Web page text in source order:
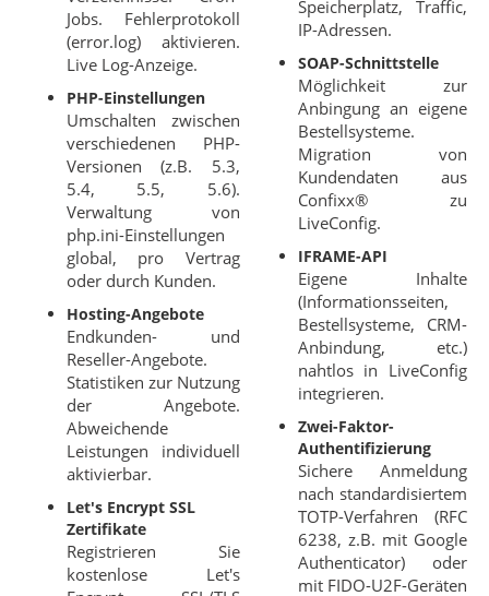
Jobs. Fehlerprotokoll
(error.log) aktivieren.
Live Log-Anzeige.
PHP-Einstellungen
Umschalten zwischen
verschiedenen PHP-
Versionen (z.B. 5.3,
5.4, 5.5, 5.6).
Verwaltung von
php.ini-Einstellungen
global, pro Vertrag
oder durch Kunden.
Hosting-Angebote
Endkunden- und
Reseller-Angebote.
Statistiken zur Nutzung
der Angebote.
Abweichende
Leistungen individuell
aktivierbar.
Let's Encrypt SSL
Zertifikate
Registrieren Sie
kostenlose Let's
Speicherplatz, Traffic,
IP-Adressen.
SOAP-Schnittstelle
Möglichkeit zur
Anbingung an eigene
Bestellsysteme.
Migration von
Kundendaten aus
Confixx® zu
LiveConfig.
IFRAME-API
Eigene Inhalte
(Informationsseiten,
Bestellsysteme, CRM-
Anbindung, etc.)
nahtlos in LiveConfig
integrieren.
Zwei-Faktor-
Authentifizierung
Sichere Anmeldung
nach standardisiertem
TOTP-Verfahren (RFC
6238, z.B. mit Google
Authenticator) oder
mit FIDO-U2F-Geräten